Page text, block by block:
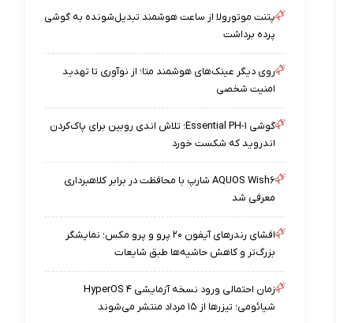
پتنت موتورولا از ساعت هوشمند تبدیل‌شونده به گوشی
پرده برداشت
روی دیگر عینک‌های هوشمند متا؛ از نوآوری تا تهدید
امنیت شخصی
گوشی Essential PH-۱؛ تلاش اندی روبین برای پاک‌کردن
اندروید که شکست خورد
AQUOS Wish۶ شارپ با محافظت در برابر کلاهبرداری
معرفی شد
افشای رندرهای آیفون ۲۰ پرو و پرو مکس؛ نمایشگر
بزرگ‌تر و کاهش حاشیه‌ها طبق شایعات
زمان احتمالی ورود نسخه آزمایشی HyperOS ۴
شیائومی؛ تیزرها از ۱۵ مرداد منتشر می‌شوند